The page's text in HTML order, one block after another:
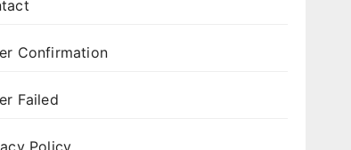
Confirmation
Failed
Policy